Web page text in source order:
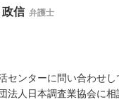
政信 弁護士
センターに問い合わせし
法人日本調査業協会に相